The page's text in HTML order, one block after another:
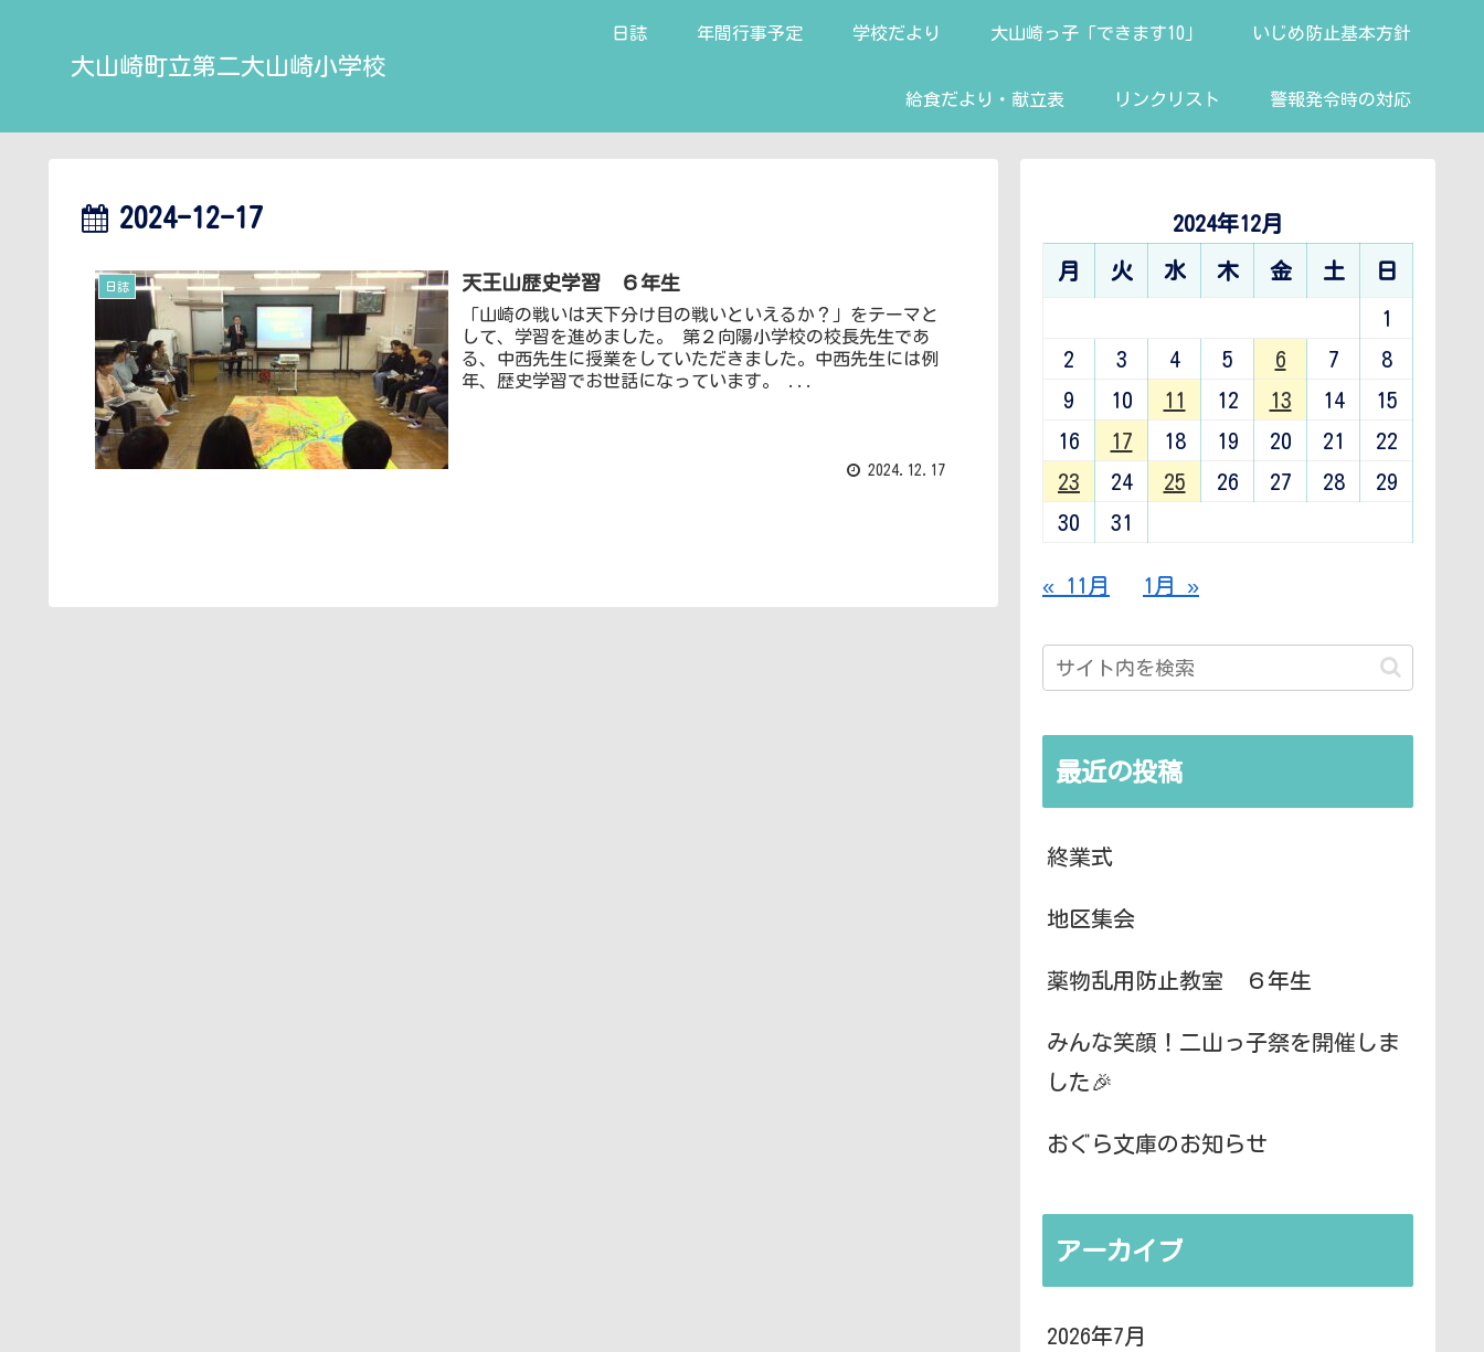
大山崎町立第二大山崎小学校
日誌 年間行事予定 学校だより 大山崎っ子「できます10」 いじめ防止基本方針
給食だより・献立表 リンクリスト 警報発令時の対応
2024-12-17
日誌 天王山歴史学習 ６年生
「山崎の戦いは天下分け目の戦いといえるか？」をテーマと
して、学習を進めました。 第２向陽小学校の校長先生であ
る、中西先生に授業をしていただきました。中西先生には例
年、歴史学習でお世話になっています。 ...
2024.12.17
2024年12月
月 火 水 木 金 土 日
1
2
3 4 5 6 7
8
9
10 11 12 13 14
15
16
17 18 19 20 21
22
23
24 25 26 27 28
29
30
31
« 11月 1月 »
最近の投稿
終業式
地区集会
薬物乱用防止教室 ６年生
みんな笑顔！二山っ子祭を開催しま
した🎉
おぐら文庫のお知らせ
アーカイブ
2026年7月